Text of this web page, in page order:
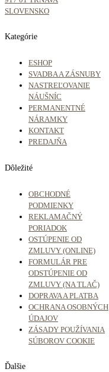
SLOVENSKO
Kategórie
ESHOP
SVADBA A ZÁSNUBY
NASTREĽOVANIE
NÁUŠNÍC
PERMANENTNÉ
NÁRAMKY
KONTAKT
PREDAJŇA
Dôležité
OBCHODNÉ
PODMIENKY
REKLAMAČNÝ
PORIADOK
OSTÚPENIE OD
ZMLUVY (ONLINE)
FORMULÁR PRE
ODSTÚPENIE OD
ZMLUVY (NA TLAČ)
DOPRAVA A PLATBA
OCHRANA OSOBNÝCH
ÚDAJOV
ZÁSADY POUŽÍVANIA
SÚBOROV COOKIE
Ďalšie